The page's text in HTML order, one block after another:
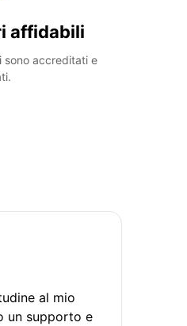
affidabili
sono accreditati e
al mio
un supporto e